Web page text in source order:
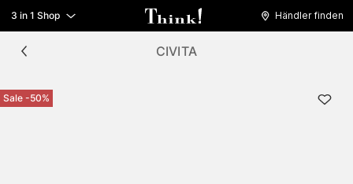
3 in 1 Shop Händler finden
CIVITA
Sale -50%